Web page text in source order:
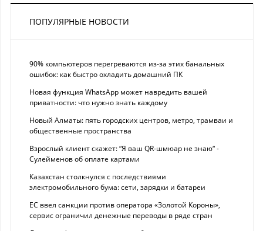
ПОПУЛЯРНЫЕ НОВОСТИ
90% компьютеров перегреваются из-за этих банальных
ошибок: как быстро охладить домашний ПК
Новая функция WhatsApp может навредить вашей
приватности: что нужно знать каждому
Новый Алматы: пять городских центров, метро, трамваи и
общественные пространства
Взрослый клиент скажет: “Я ваш QR-шмюар не знаю“ -
Сулейменов об оплате картами
Казахстан столкнулся с последствиями
электромобильного бума: сети, зарядки и батареи
ЕС ввел санкции против оператора «Золотой Короны»,
сервис ограничил денежные переводы в ряде стран